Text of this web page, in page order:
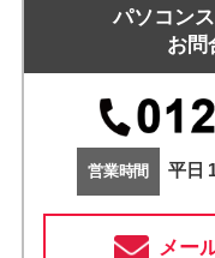
パソコン
お問
営業時間 平日
メー